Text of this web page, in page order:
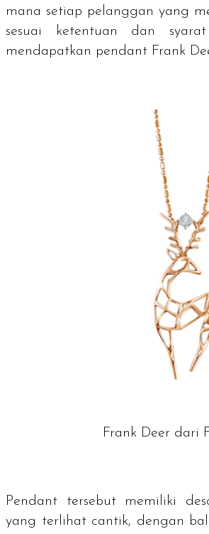
mana setiap pelanggan yang
sesuai ketentuan dan
mendapatkan pendant Frank
Frank Deer dari
Pendant tersebut memiliki
yang terlihat cantik, dengan